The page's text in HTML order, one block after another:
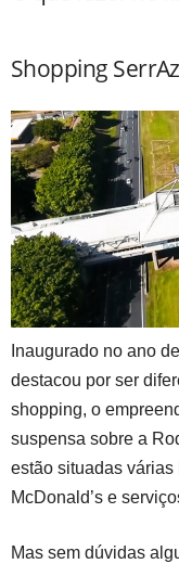
Shopping
Inaugurado no ano
destacou por ser
shopping, o
suspensa sobre a
estão situadas
McDonald’s e
Mas sem dúvidas